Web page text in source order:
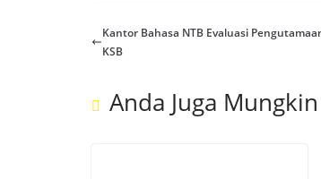
Kantor Bahasa NTB Evaluasi
KSB
Anda Juga